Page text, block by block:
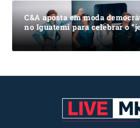
C&A aposta em moda
no Iguatemi para celebrar o